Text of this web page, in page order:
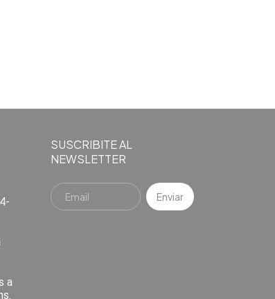
a
SUSCRIBITE AL
NEWSLETTER